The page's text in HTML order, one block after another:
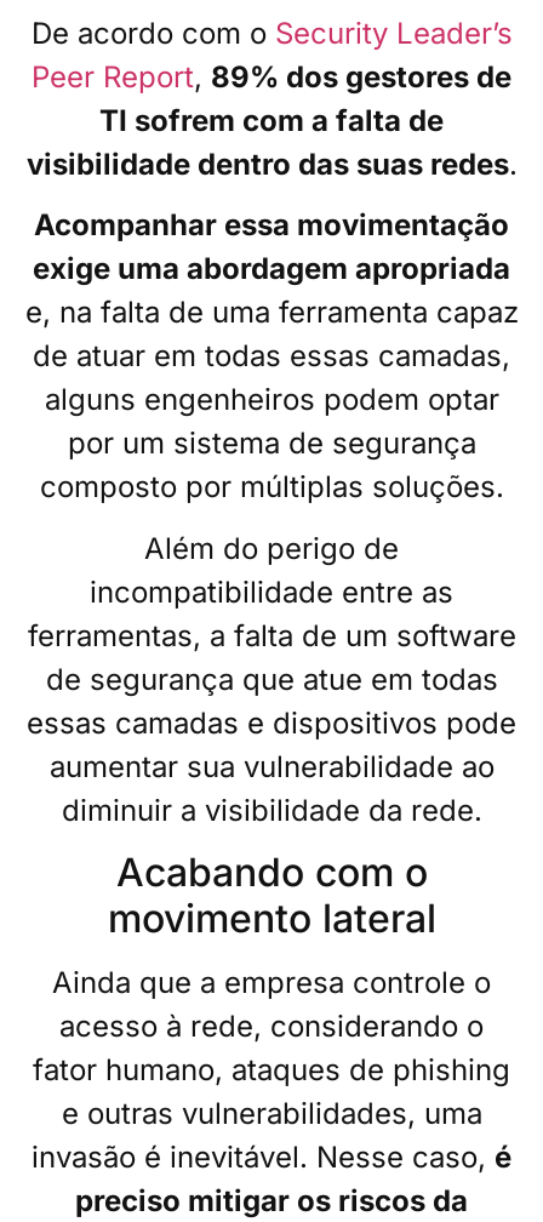
De acordo com o Security Leader’s
Peer Report, 89% dos gestores de
TI sofrem com a falta de
visibilidade dentro das suas redes.
Acompanhar essa movimentação
exige uma abordagem apropriada
e, na falta de uma ferramenta capaz
de atuar em todas essas camadas,
alguns engenheiros podem optar
por um sistema de segurança
composto por múltiplas soluções.
Além do perigo de
incompatibilidade entre as
ferramentas, a falta de um software
de segurança que atue em todas
essas camadas e dispositivos pode
aumentar sua vulnerabilidade ao
diminuir a visibilidade da rede.
Acabando com o
movimento lateral
Ainda que a empresa controle o
acesso à rede, considerando o
fator humano, ataques de phishing
e outras vulnerabilidades, uma
invasão é inevitável. Nesse caso, é
preciso mitigar os riscos da